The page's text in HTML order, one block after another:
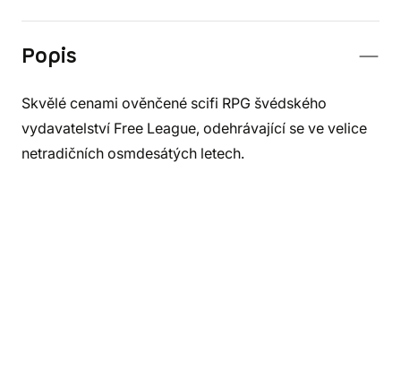
Popis
Skvělé cenami ověnčené scifi RPG švédského
vydavatelství Free League, odehrávající se ve velice
netradičních osmdesátých letech.